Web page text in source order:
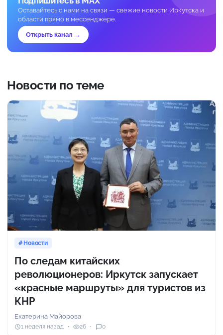
Оставайтесь с нами на связи — свежие новости Иркутска и
области прямо в мессенджере.
Открыть канал →
Новости по теме
Новости
По следам китайских
революционеров: Иркутск запускает
«красные маршруты» для туристов из
КНР
Екатерина Майорова
1 неделя назад 26 0